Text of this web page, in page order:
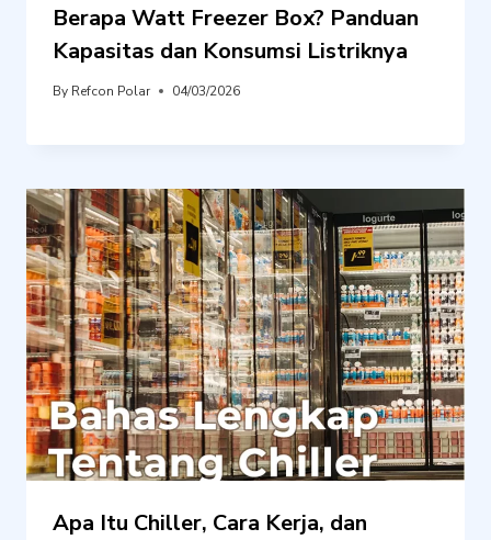
Berapa Watt Freezer Box? Panduan
Kapasitas dan Konsumsi Listriknya
By Refcon Polar 04/03/2026
Apa Itu Chiller, Cara Kerja, dan